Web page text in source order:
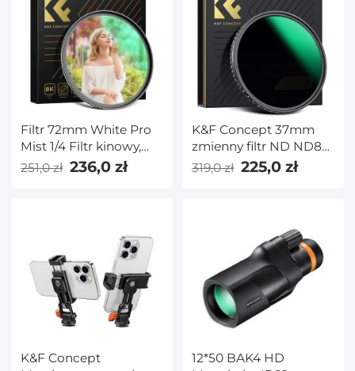
Filtr 72mm White Pro
Mist 1/4 Filtr kinowy,
filtr dyfuzyjny HD
Dreamy Soft White z
zarysowania Seria
Nano-Xcel
251,0 zł 236,0 zł
K&F Concept 37mm
zmienny filtr ND ND8-
ND128 (3-7 Stop) HD
hydrofobowy filtr VND
319,0 zł 225,0 zł
K&F Concept
12*50 BAK4 HD